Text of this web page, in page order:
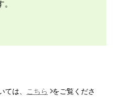
ましたか？】
は、 こちら
をご覧くださ